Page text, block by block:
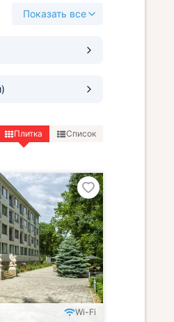
Показать все
Плитка Список
Wi-Fi